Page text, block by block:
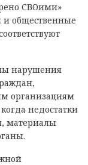
СВОими»
и общественные
нарушения
организациям
недостатки
материалы